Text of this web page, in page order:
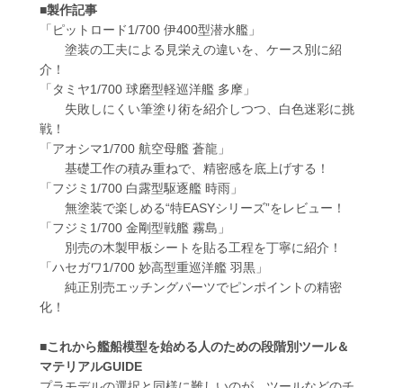
■製作記事
「ピットロード1/700 伊400型潜水艦」
塗装の工夫による見栄えの違いを、ケース別に紹
介！
「タミヤ1/700 球磨型軽巡洋艦 多摩」
失敗しにくい筆塗り術を紹介しつつ、白色迷彩に挑
戦！
「アオシマ1/700 航空母艦 蒼龍」
基礎工作の積み重ねで、精密感を底上げする！
「フジミ1/700 白露型駆逐艦 時雨」
無塗装で楽しめる“特EASYシリーズ”をレビュー！
「フジミ1/700 金剛型戦艦 霧島」
別売の木製甲板シートを貼る工程を丁寧に紹介！
「ハセガワ1/700 妙高型重巡洋艦 羽黒」
純正別売エッチングパーツでピンポイントの精密
化！
■これから艦船模型を始める人のための段階別ツール＆
マテリアルGUIDE